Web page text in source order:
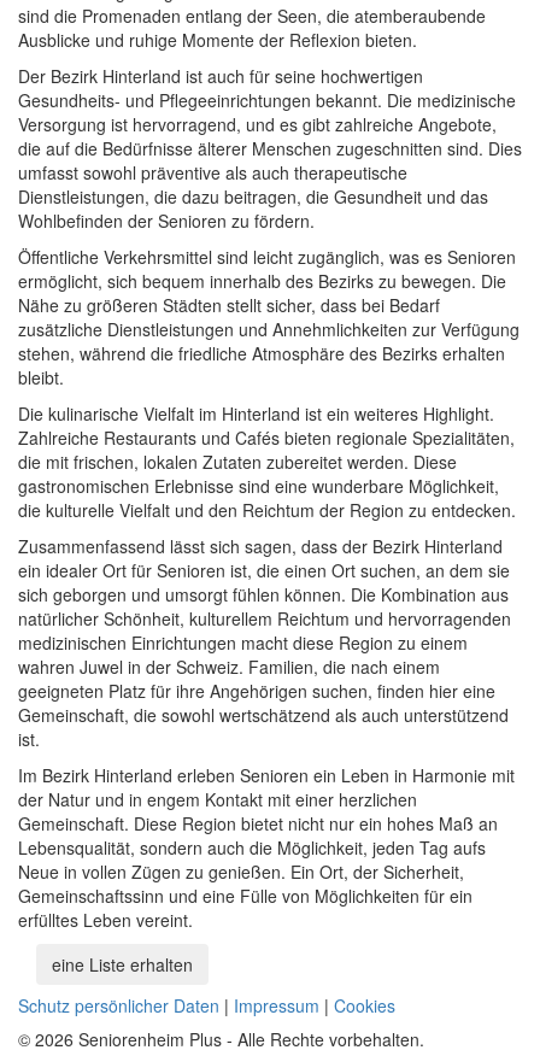
sind die Promenaden entlang der Seen, die atemberaubende
Ausblicke und ruhige Momente der Reflexion bieten.
Der Bezirk Hinterland ist auch für seine hochwertigen
Gesundheits- und Pflegeeinrichtungen bekannt. Die medizinische
Versorgung ist hervorragend, und es gibt zahlreiche Angebote,
die auf die Bedürfnisse älterer Menschen zugeschnitten sind. Dies
umfasst sowohl präventive als auch therapeutische
Dienstleistungen, die dazu beitragen, die Gesundheit und das
Wohlbefinden der Senioren zu fördern.
Öffentliche Verkehrsmittel sind leicht zugänglich, was es Senioren
ermöglicht, sich bequem innerhalb des Bezirks zu bewegen. Die
Nähe zu größeren Städten stellt sicher, dass bei Bedarf
zusätzliche Dienstleistungen und Annehmlichkeiten zur Verfügung
stehen, während die friedliche Atmosphäre des Bezirks erhalten
bleibt.
Die kulinarische Vielfalt im Hinterland ist ein weiteres Highlight.
Zahlreiche Restaurants und Cafés bieten regionale Spezialitäten,
die mit frischen, lokalen Zutaten zubereitet werden. Diese
gastronomischen Erlebnisse sind eine wunderbare Möglichkeit,
die kulturelle Vielfalt und den Reichtum der Region zu entdecken.
Zusammenfassend lässt sich sagen, dass der Bezirk Hinterland
ein idealer Ort für Senioren ist, die einen Ort suchen, an dem sie
sich geborgen und umsorgt fühlen können. Die Kombination aus
natürlicher Schönheit, kulturellem Reichtum und hervorragenden
medizinischen Einrichtungen macht diese Region zu einem
wahren Juwel in der Schweiz. Familien, die nach einem
geeigneten Platz für ihre Angehörigen suchen, finden hier eine
Gemeinschaft, die sowohl wertschätzend als auch unterstützend
ist.
Im Bezirk Hinterland erleben Senioren ein Leben in Harmonie mit
der Natur und in engem Kontakt mit einer herzlichen
Gemeinschaft. Diese Region bietet nicht nur ein hohes Maß an
Lebensqualität, sondern auch die Möglichkeit, jeden Tag aufs
Neue in vollen Zügen zu genießen. Ein Ort, der Sicherheit,
Gemeinschaftssinn und eine Fülle von Möglichkeiten für ein
erfülltes Leben vereint.
eine Liste erhalten
Schutz persönlicher Daten | Impressum | Cookies
© 2026 Seniorenheim Plus - Alle Rechte vorbehalten.